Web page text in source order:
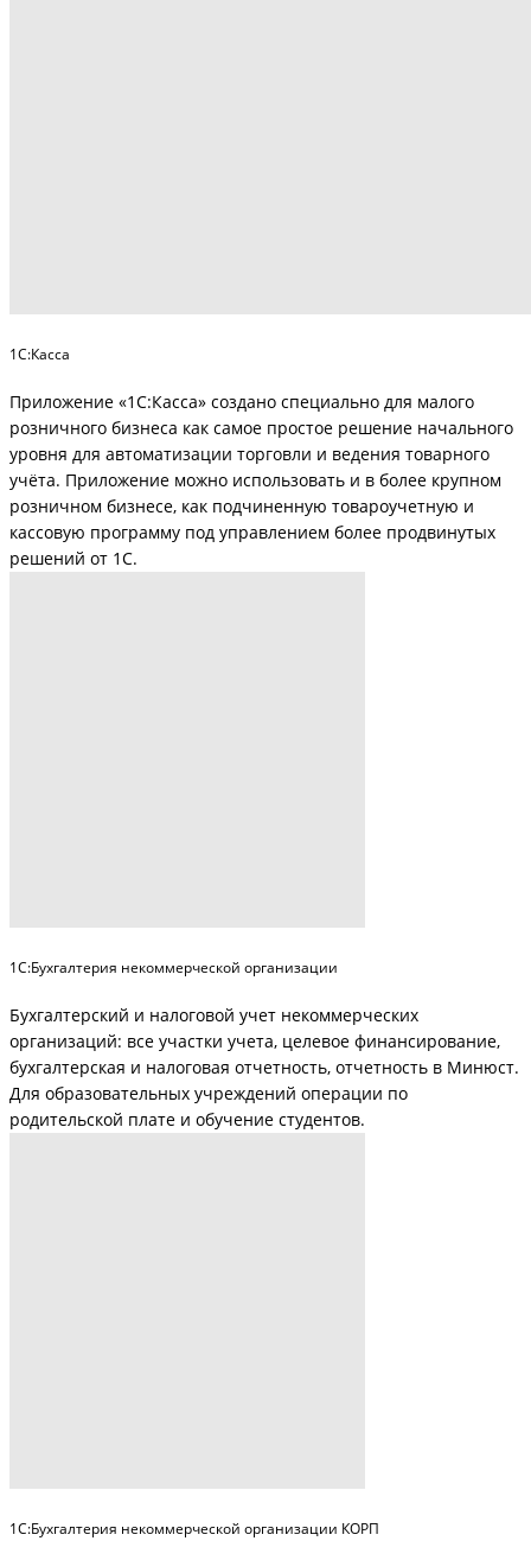
1C:Касса
Приложение «1С:Касса» создано специально для малого
розничного бизнеса как самое простое решение начального
уровня для автоматизации торговли и ведения товарного
учёта. Приложение можно использовать и в более крупном
розничном бизнесе, как подчиненную товароучетную и
кассовую программу под управлением более продвинутых
решений от 1С.
1С:Бухгалтерия некоммерческой организации
Бухгалтерский и налоговой учет некоммерческих
организаций: все участки учета, целевое финансирование,
бухгалтерская и налоговая отчетность, отчетность в Минюст.
Для образовательных учреждений операции по
родительской плате и обучение студентов.
1С:Бухгалтерия некоммерческой организации КОРП